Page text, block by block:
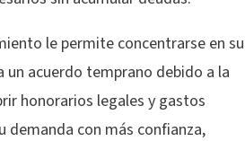
le permite concentrarse en su
un acuerdo temprano debido a la
honorarios legales y gastos
demanda con más confianza,